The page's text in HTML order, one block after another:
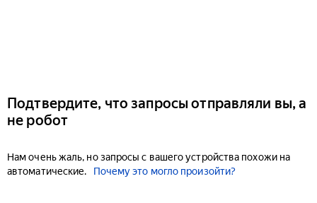
Подтвердите, что запросы отправляли вы, а
не робот
Нам очень жаль, но запросы с вашего устройства похожи на
автоматические.
Почему это могло произойти?